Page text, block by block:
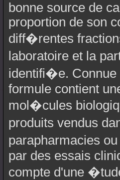
bonne source de
proportion de son
diff�rentes
laboratoire et la
identifi�e.
formule contient
mol�cules
produits vendus
parapharmacies
par des essais
compte d'une